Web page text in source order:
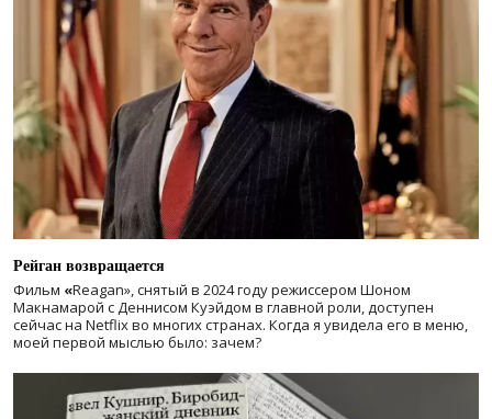
Рейган возвращается
Фильм «Reagan», снятый в 2024 годурежиссером Шоном
Макнамарой с Деннисом Куэйдом в главной роли, доступен
сейчас на Netflix во многих странах. Когда я увидела его в меню,
моей первой мыслью было: зачем?